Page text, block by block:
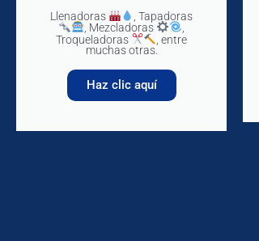
Llenadoras
, Tapadoras
, Mezcladoras
Troqueladoras
, entre
muchas otras.
Haz clic aquí